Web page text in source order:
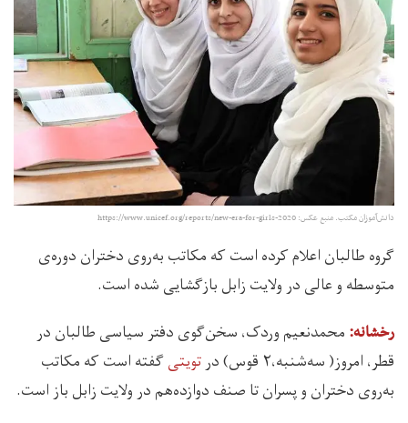
دانش‌آموزان مکتب. منبع عکس: https://www.unicef.org/reports/new-era-for-girls-2020
گروه طالبان اعلام کرده است که مکاتب به‌روی دختران دوره‌ی
متوسطه و عالی در ولایت زابل بازگشایی شده است.
رخشانه: محمدنعیم وردک، سخن‌گوی دفتر سیاسی طالبان در
قطر، امروز( سه‌شنبه،۲ قوس) در
تویتیگفته است که مکاتب
به‌روی دختران و پسران تا صنف دوازده‌هم در ولایت زابل باز است.